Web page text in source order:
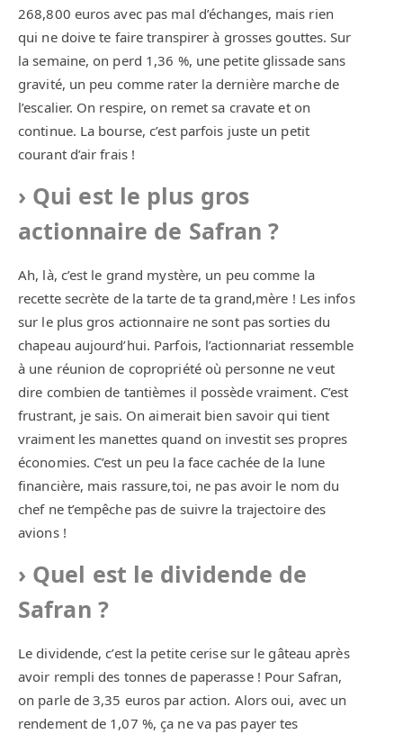
268,800 euros avec pas mal d’échanges, mais rien
qui ne doive te faire transpirer à grosses gouttes. Sur
la semaine, on perd 1,36 %, une petite glissade sans
gravité, un peu comme rater la dernière marche de
l’escalier. On respire, on remet sa cravate et on
continue. La bourse, c’est parfois juste un petit
courant d’air frais !
Qui est le plus gros
actionnaire de Safran ?
Ah, là, c’est le grand mystère, un peu comme la
recette secrète de la tarte de ta grand,mère ! Les infos
sur le plus gros actionnaire ne sont pas sorties du
chapeau aujourd’hui. Parfois, l’actionnariat ressemble
à une réunion de copropriété où personne ne veut
dire combien de tantièmes il possède vraiment. C’est
frustrant, je sais. On aimerait bien savoir qui tient
vraiment les manettes quand on investit ses propres
économies. C’est un peu la face cachée de la lune
financière, mais rassure,toi, ne pas avoir le nom du
chef ne t’empêche pas de suivre la trajectoire des
avions !
Quel est le dividende de
Safran ?
Le dividende, c’est la petite cerise sur le gâteau après
avoir rempli des tonnes de paperasse ! Pour Safran,
on parle de 3,35 euros par action. Alors oui, avec un
rendement de 1,07 %, ça ne va pas payer tes